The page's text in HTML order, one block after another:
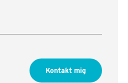
Kontakt mig